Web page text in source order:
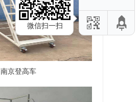
南京登高车
微信扫一扫